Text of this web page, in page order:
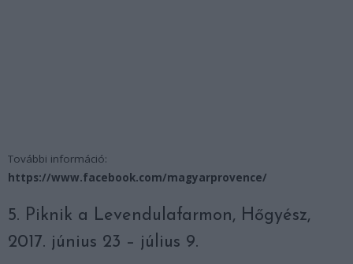
További információ:
https://www.facebook.com/magyarprovence/
5. Piknik a Levendulafarmon, Hőgyész,
2017. június 23 – július 9.